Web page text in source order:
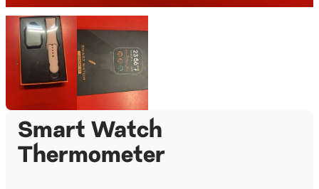
Smart Watch
Thermometer